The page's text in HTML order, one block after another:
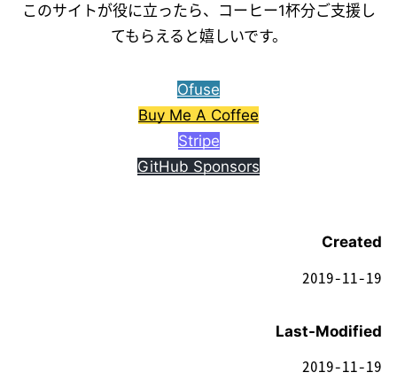
このサイトが役に立ったら、コーヒー1杯分ご支援し
てもらえると嬉しいです。
Ofuse
Buy Me A Coffee
Stripe
GitHub Sponsors
Created
2019-11-19
Last-Modified
2019-11-19